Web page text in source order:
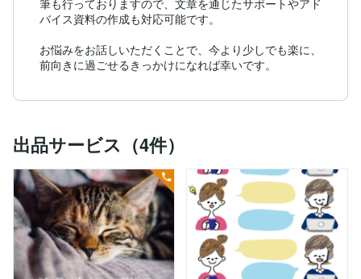
筆も行っておりますので、文章を通じたサポートやアド
バイス資料の作成も対応可能です。
お悩みをお話しいただくことで、今より少しでも楽に、
前向きに過ごせるきっかけになれば幸いです。
出品サービス（4件）